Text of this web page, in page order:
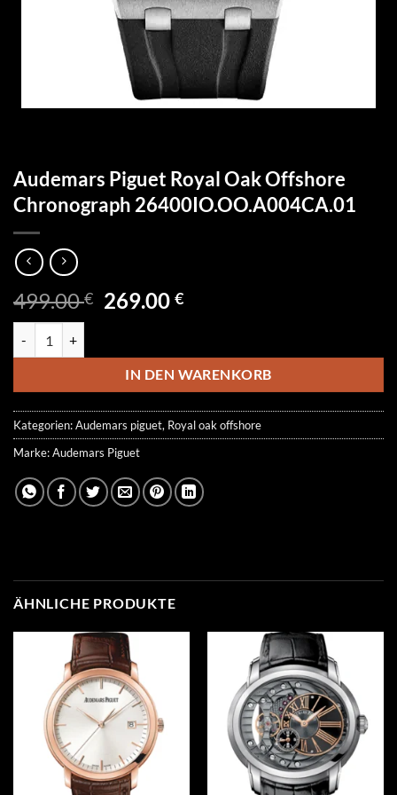
Audemars Piguet Royal Oak Offshore
Chronograph 26400IO.OO.A004CA.01
499.00€ Ursprünglicher
499.00 €
269.00€Aktueller
269.00 €.
IN DEN WARENKORB
Kategorien:Audemars piguet, Royal oak offshore
Marke:Audemars Piguet
ÄHNLICHE PRODUKTE